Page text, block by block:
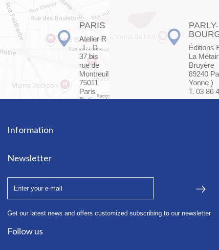
PARIS
Atelier R
. L . D .
37 bis
rue de
Montreuil
75011
Paris
Batiment
PARLY-
Éditions
La
Bruyère
89240
Yonne )
T. 03 86
Information
Newsletter
Get our latest news and offers customized subscribing to our newsletter
Follow us